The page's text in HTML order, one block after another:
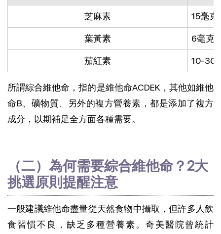
芝麻素 15毫克
葉黃素 6毫克
茄紅素 10-30
所謂綜合維他命，指的是維他命ACDEK，其他如維他
命B、礦物質、另外的複方營養素，都是添加了複方
成分，以期補足全方面各種需要。
（二）為何需要綜合維他命？2大
挑選原則提醒注意
一般建議維他命盡量從天然食物中攝取，但許多人飲
食習慣不良，缺乏多種營養素。奇美醫院曾統計